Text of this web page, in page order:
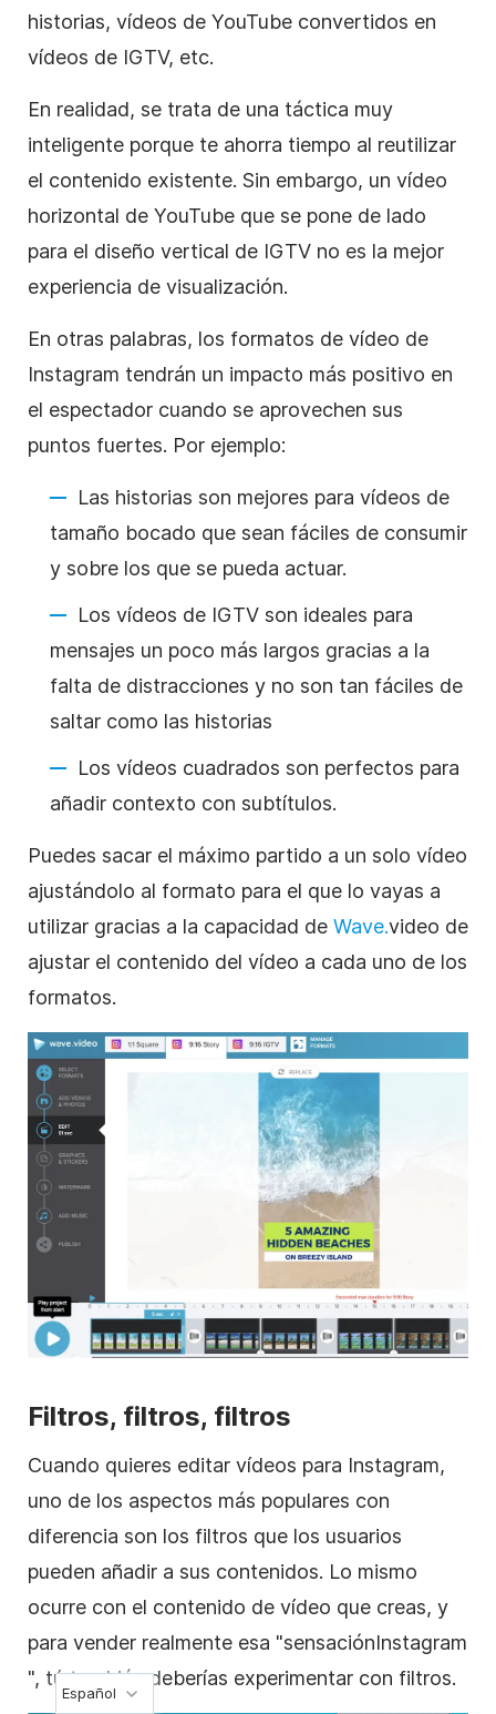
historias, vídeos de YouTube convertidos en
vídeos de IGTV, etc.
En realidad, se trata de una táctica muy
inteligente porque te ahorra tiempo al reutilizar
el contenido existente. Sin embargo, un vídeo
horizontal de YouTube que se pone de lado
para el diseño vertical de IGTV no es la mejor
experiencia de visualización.
En otras palabras, los formatos de vídeo de
Instagram tendrán un impacto más positivo en
el espectador cuando se aprovechen sus
puntos fuertes. Por ejemplo:
Las historias son mejores para vídeos de
tamaño bocado que sean fáciles de consumir
y sobre los que se pueda actuar.
Los vídeos de IGTV son ideales para
mensajes un poco más largos gracias a la
falta de distracciones y no son tan fáciles de
saltar como las historias
Los vídeos cuadrados son perfectos para
añadir contexto con subtítulos.
Puedes sacar el máximo partido a un solo vídeo
ajustándolo al formato para el que lo vayas a
utilizar gracias a la capacidad de Wave.video de
ajustar el contenido del vídeo a cada uno de los
formatos.
Filtros, filtros, filtros
Cuando quieres editar vídeos para Instagram,
uno de los aspectos más populares con
diferencia son los filtros que los usuarios
pueden añadir a sus contenidos. Lo mismo
ocurre con el contenido de vídeo que creas, y
para vender realmente esa "sensaciónInstagram
", tú también deberías experimentar con filtros.
Español